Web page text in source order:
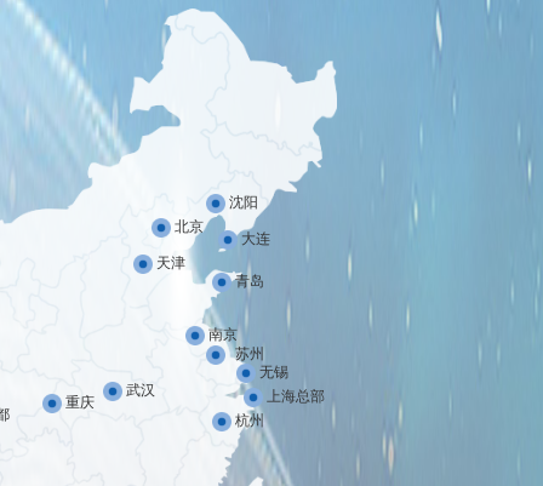
沈阳
北京
大连
天津
青岛
南京
苏州
无锡
武汉
上海总部
重庆
杭州